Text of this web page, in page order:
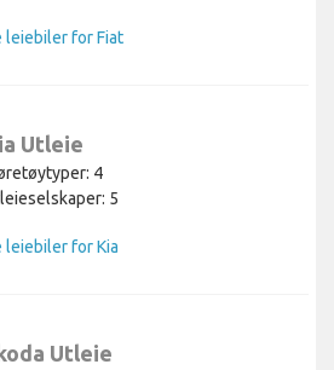
leiebiler for Fiat
Utleie
4
5
leiebiler for Kia
Utleie